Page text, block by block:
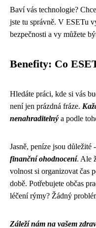
Baví vás technologie?
jste tu správně. V ESETu
bezpečnosti a vy můžete
Benefity: Co
Hledáte práci, kde si vás
není jen prázdná fráze.
nenahraditelný a podle
Jasně, peníze jsou důležité
finanční ohodnocení. Ale
volnost si organizovat čas
době. Potřebujete občas
léčení rýmy? Žádný
Záleží nám na vašem